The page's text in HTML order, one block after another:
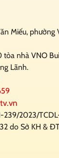
Miếu, phường
tòa nhà VNO
Lãnh.
239/2023/
do Sở KH &